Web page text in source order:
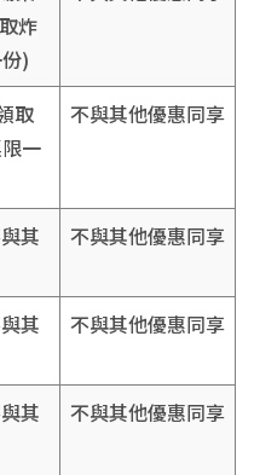
炸
)
取
一
不與其他優惠同享
其
不與其他優惠同享
其
不與其他優惠同享
其
不與其他優惠同享